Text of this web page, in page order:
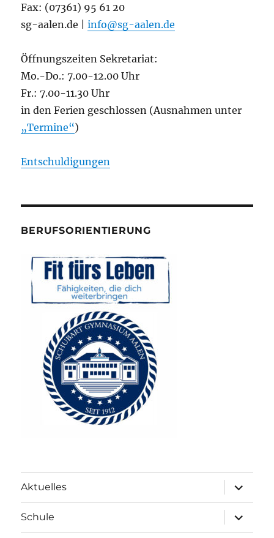
Fax: (07361) 95 61 20
sg-aalen.de |info@sg-aalen.de
Öffnungszeiten Sekretariat:
Mo.-Do.: 7.00-12.00 Uhr
Fr.: 7.00-11.30 Uhr
in den Ferien geschlossen (Ausnahmen unter
„Termine“)
Entschuldigungen
BERUFSORIENTIERUNG
Aktuelles
anzeigen
Schule
anzeigen